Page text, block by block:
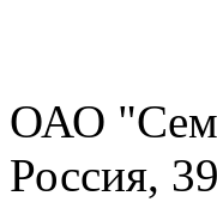
ОАО
Россия,